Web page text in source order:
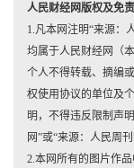
人民财经网版权及免责
1.凡本网注明“来源：
均属于人民财经网（
个人不得转载、摘编
权使用协议的单位及
明，不得违反限制声
网”或“来源：人民周
2.本网所有的图片作